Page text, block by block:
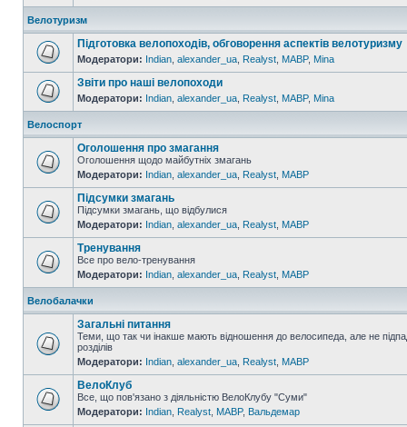
Велотуризм
Підготовка велопоходів, обговорення аспектів велотуризму
Модератори: Indian alexander_ua Realyst MABP, Mina
Звіти про наші велопоходи
Модератори: Indian alexander_ua Realyst MABP, Mina
Велоспорт
Оголошення про змагання
Оголошення щодо майбутніх змагань
Модератори: Indian alexander_ua Realyst MABP
Підсумки змагань
Підсумки змагань, що відбулися
Модератори: Indian alexander_ua Realyst MABP
Тренування
Все про вело-тренування
Модератори: Indian alexander_ua Realyst MABP
Велобалачки
Загальні питання
Теми, що так чи інакше мають відношення до велосипеда, але не
розділів
Модератори: Indian alexander_ua Realyst MABP
ВелоКлуб
Все, що пов'язано з діяльністю ВелоКлубу "Суми"
Модератори: Indian Realyst MABP, Вальдемар